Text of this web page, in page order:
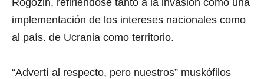
implementación de los intereses nacionales como
al país. de Ucrania como territorio.
“Advertí al respecto, pero nuestros” muskófilos